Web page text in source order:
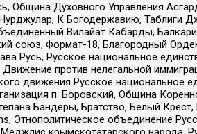
Община Духовного Управления
К Богодержавию, Таблиги
Вилайат Кабарды,
союз, Формат-18, Благородный
Русь, Русское национальное
против нелегальной
движения Русское национальное
п. Боровский, Община
Бандеры, Братство, Белый Крест,
Этнополитическое объединение